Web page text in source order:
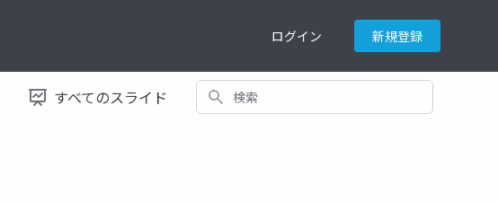
ログイン 新規登録
すべてのスライド 検索